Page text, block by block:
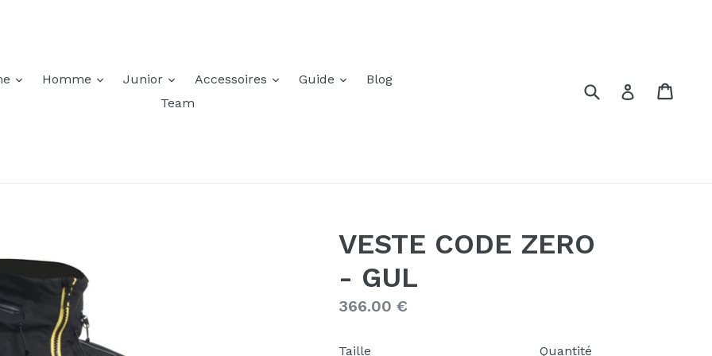
développer
Homme développer
Junior développer
Accessoires développer
Guide développer
Blog
Team
Soumettre
Se
VESTE CODE ZERO
- GUL
Prix
366.00 €
Taille Quantité